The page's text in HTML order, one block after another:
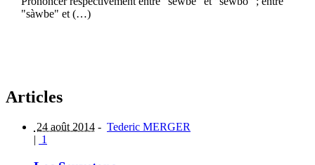
"sàwbe" et (…)
Articles
24 août 2014 - Tederic MERGER
| 1